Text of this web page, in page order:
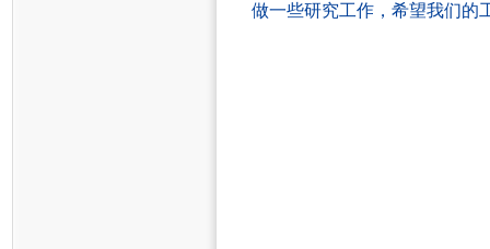
做一些研究工作， 希望我们的